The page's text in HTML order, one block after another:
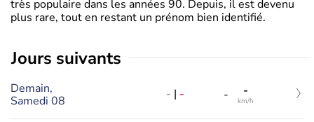
très populaire dans les années 90. Depuis, il est devenu
plus rare, tout en restant un prénom bien identifié.
jours suivants
Demain,
Samedi 08
- | - - -
km/h